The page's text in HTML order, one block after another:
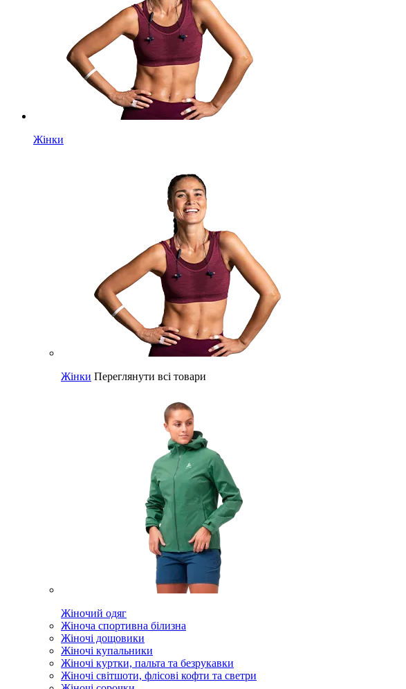
Жінки
Жінки Переглянути всі товари
Жіночий одяг
Жіноча спортивна білизна
Жіночі дощовики
Жіночі купальники
Жіночі куртки, пальта та безрукавки
Жіночі світшоти, флісові кофти та светри